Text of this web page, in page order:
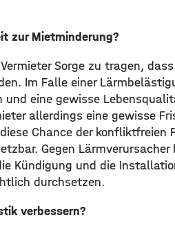
zur Mietminderung?
Sorge zu tragen,
Im Falle einer
eine gewisse
allerdings eine gewisse
Chance der konfliktfreien
Gegen Lärmverursacher
Kündigung und die
durchsetzen.
verbessern?